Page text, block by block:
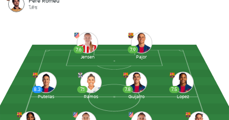
โค้ช
7.6
Jensen
7.1
Ramos
7.5
Lopez
8.3
Putellas
7.8
Guijarro
7.9
Pajor